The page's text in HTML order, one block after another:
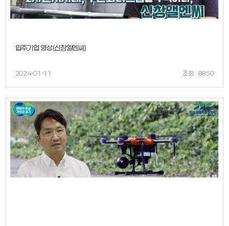
입주기업 영상(신창엘엔씨)
2024-01-11 조회 : 8850